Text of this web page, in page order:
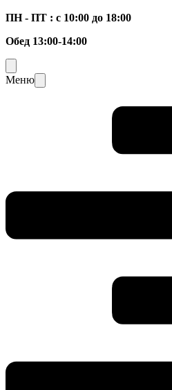
ПН - ПТ : с 10:00 до 18:00
Обед 13:00-14:00
Меню